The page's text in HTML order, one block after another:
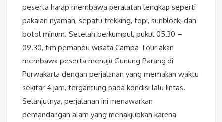
peserta harap membawa peralatan lengkap seperti
pakaian nyaman, sepatu trekking, topi, sunblock, dan
botol minum. Setelah berkumpul, pukul 05.30 –
09.30, tim pemandu wisata Campa Tour akan
membawa peserta menuju Gunung Parang di
Purwakarta dengan perjalanan yang memakan waktu
sekitar 4 jam, tergantung pada kondisi lalu lintas.
Selanjutnya, perjalanan ini menawarkan
pemandangan alam yang menakjubkan karena